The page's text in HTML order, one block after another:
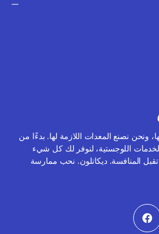
ونحن نصنع المعدات اللازمة لها. بدءًا من
اللوجستية، لنوفر لك كل شيء
المنافسة. ديكاتلون. نحب ممارسة